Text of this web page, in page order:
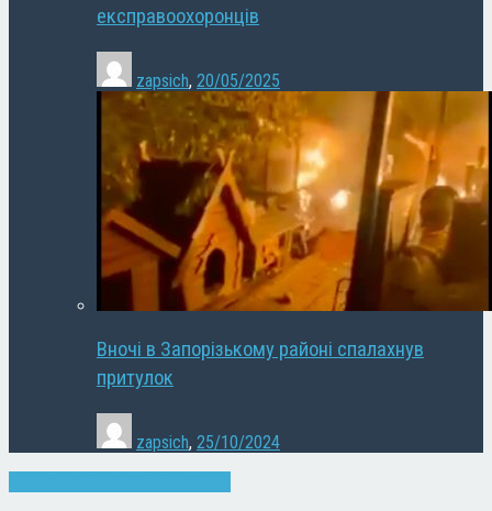
експравоохоронців
zapsich, 20/05/2025
Вночі в Запорізькому районі спалахнув
притулок
zapsich, 25/10/2024